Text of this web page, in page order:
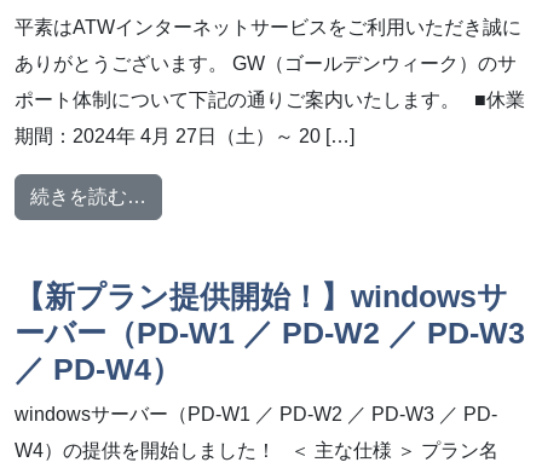
平素はATWインターネットサービスをご利用いただき誠に
ありがとうございます。 GW（ゴールデンウィーク）のサ
ポート体制について下記の通りご案内いたします。 ■休業
期間：2024年 4月 27日（土）～ 20 […]
続きを読む…
【新プラン提供開始！】windowsサ
ーバー（PD-W1 ／ PD-W2 ／ PD-W3
／ PD-W4）
windowsサーバー（PD-W1 ／ PD-W2 ／ PD-W3 ／ PD-
W4）の提供を開始しました！ ＜ 主な仕様 ＞ プラン名